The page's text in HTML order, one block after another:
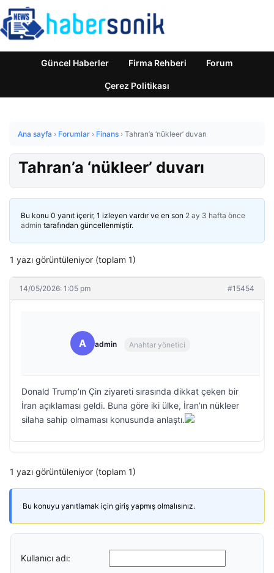
Güncel Haberler Firma Rehberi Forum
Çerez Politikası
Ana sayfa › Forumlar › Finans › Tahran’a ‘nükleer’ duvarı
Tahran’a ‘nükleer’ duvarı
Bu konu 0 yanıt içerir, 1 izleyen vardır ve en son 2 ay 3 hafta önce
admin tarafından güncellenmiştir.
1 yazı görüntüleniyor (toplam 1)
14/05/2026: 1:05 pm #15454
A admin Anahtar yönetici
Donald Trump’ın Çin ziyareti sırasında dikkat çeken bir
İran açıklaması geldi. Buna göre iki ülke, İran’ın nükleer
silaha sahip olmaması konusunda anlaştı.
1 yazı görüntüleniyor (toplam 1)
Bu konuyu yanıtlamak için giriş yapmış olmalısınız.
Kullanıcı adı: